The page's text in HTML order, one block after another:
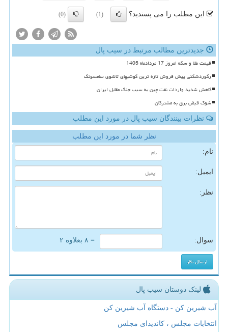
این مطلب را می پسندید؟ (1)
(0)
جدیدترین مطالب مرتبط در سیب پال
قیمت طلا و سکه امروز 17 مردادماه 1405
رکوردشکنی پیش فروش تازه ترین گوشیهای تاشوی سامسونگ
کاهش شدید واردات نفت چین به سبب جنگ مقابل ایران
شوک قبض برق به مشترکان
نظرات بینندگان سیب پال در مورد این مطلب
نظر شما در مورد این مطلب
نام:
ایمیل:
نظر:
سوال: = ۸ بعلاوه ۲
لینک دوستان سیب پال
آب شیرین کن - دستگاه آب شیرین کن
انتخابات مجلس ، کاندیدای مجلس